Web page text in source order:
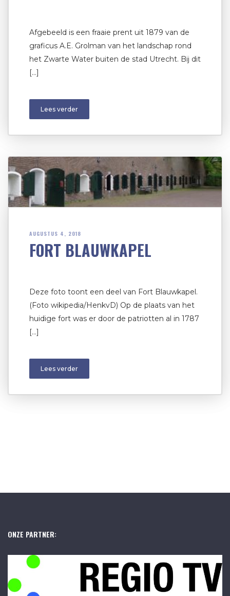
Afgebeeld is een fraaie prent uit 1879 van de
graficus A.E. Grolman van het landschap rond
het Zwarte Water buiten de stad Utrecht. Bij dit
[…]
Lees verder
AUGUSTUS 4, 2018
FORT BLAUWKAPEL
Deze foto toont een deel van Fort Blauwkapel.
(Foto wikipedia/HenkvD) Op de plaats van het
huidige fort was er door de patriotten al in 1787
[…]
Lees verder
ONZE PARTNER: